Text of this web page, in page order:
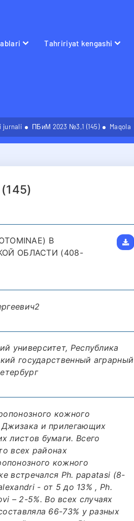
Tahririyat kengashi
jurnali ПБиМ 2023 №3,1 (145) Maqola
В
ОБЛАСТИ (408-
университет, Республика
государственный аграрный
кожного
Джизака и прилегающих
листов бумаги. Всего
всех районах
кожного
встречался Ph. papatasi (8-
- от 5 до 13% , Ph.
– 2-5%. Во всех случаях
66-73% у разных